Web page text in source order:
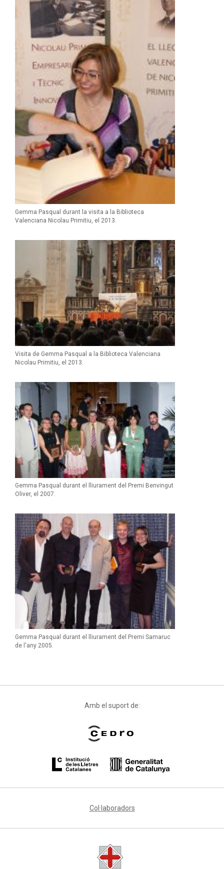
Gemma Pasqual durant la visita a la Biblioteca
Valenciana Nicolau Primitiu, el 2013.
Visita de Gemma Pasqual a la Biblioteca Valenciana
Nicolau Primitiu, el 2013.
Gemma Pasqual durant el lliurament del Premi Benvingut
Oliver, el 2007.
Gemma Pasqual durant el lliurament del Premi Samaruc
de l'any 2005.
Amb el suport de:
Col·laboradors